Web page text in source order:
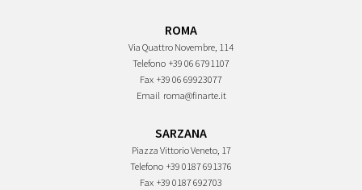
ROMA
Via Quattro Novembre, 114
Telefono +39 06 6791107
Fax +39 06 69923077
Email roma@finarte.it
SARZANA
Piazza Vittorio Veneto, 17
Telefono +39 0187 691376
Fax +39 0187 692703